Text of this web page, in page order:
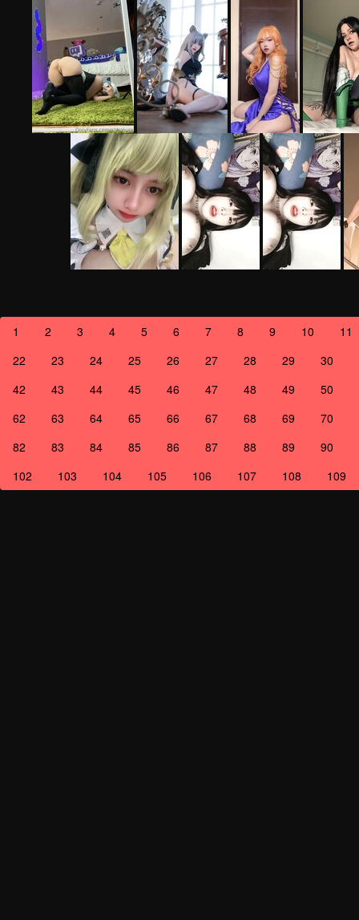
1 2 3 4 5 6 7 8 9 10
11
22
23 24 25 26 27 28 29
30
42
43 44 45 46 47 48 49
50
62
63 64 65 66 67 68 69
70
82
83 84 85 86 87 88 89
90
102
103 104 105 106 107 108 109